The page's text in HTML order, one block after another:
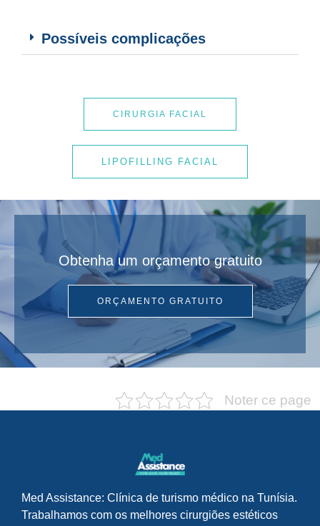
Possíveis complicações
CIRURGIA FACIAL
LIPOFILLING FACIAL
Obtenha um orçamento gratuito
ORÇAMENTO GRATUITO
Noter ce page
Med Assistance: Clínica de turismo médico na Tunísia.
Trabalhamos com os melhores cirurgiões estéticos